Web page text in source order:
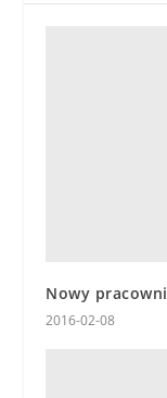
Nowy
2016-02-08